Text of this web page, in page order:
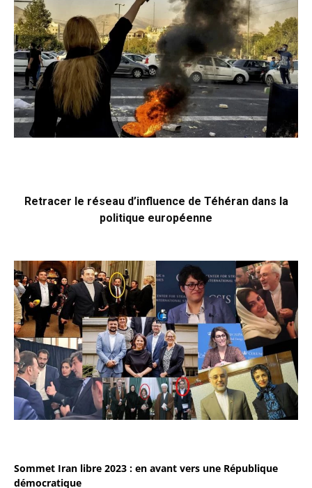
Retracer le réseau d’influence de Téhéran dans la
politique européenne
Sommet Iran libre 2023 : en avant vers une République
démocratique